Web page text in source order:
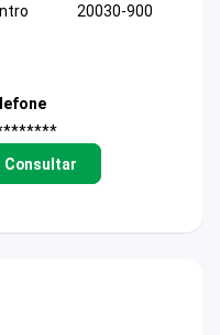
20030-900
Consultar